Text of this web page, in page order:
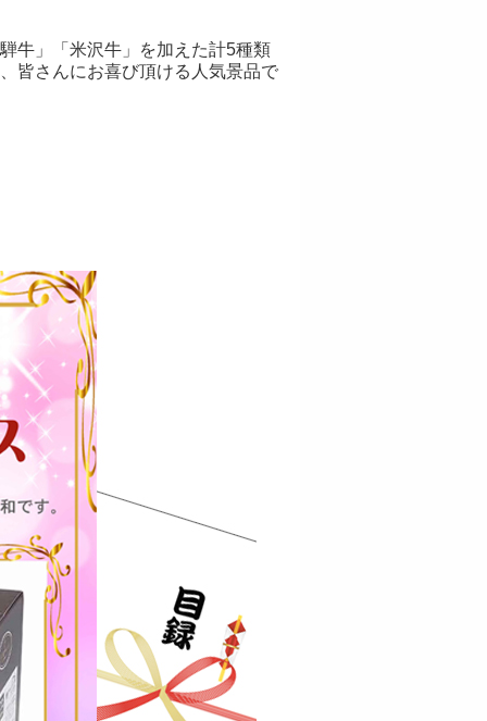
牛」「米沢牛」を加えた計5種類
皆さんにお喜び頂ける人気景品で